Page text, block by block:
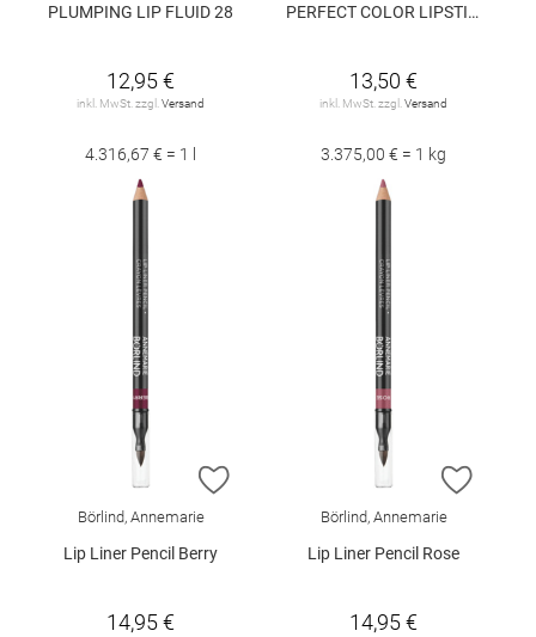
PLUMPING LIP FLUID 28
12,95 €
inkl. MwSt. zzgl. Versand
4.316,67 € = 1 l
PERFECT COLOR LIPSTICK 950
13,50 €
inkl. MwSt. zzgl. Versand
3.375,00 € = 1 kg
ZUR WUNSCHLISTE HINZUFÜGEN
Börlind, Annemarie
Lip Liner Pencil Berry
14,95 €
ZUR
Börlind, Annemarie
Lip Liner Pencil Rose
14,95 €